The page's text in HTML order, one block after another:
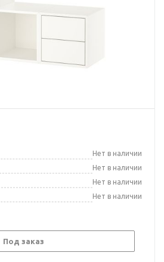
Нет в наличии
Нет в наличии
Нет в наличии
Нет в наличии
Под заказ